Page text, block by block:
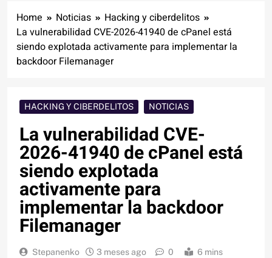
Home Noticias
Hacking y ciberdelitos
La vulnerabilidad CVE-2026-41940 de cPanel está
siendo explotada activamente para implementar la
backdoor Filemanager
HACKING Y CIBERDELITOS NOTICIAS
La vulnerabilidad CVE-
2026-41940 de cPanel está
siendo explotada
activamente para
implementar la backdoor
Filemanager
Stepanenko 3 meses ago 0 6 mins